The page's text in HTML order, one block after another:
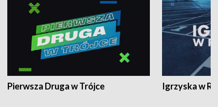
Pierwsza Druga w Trójce Igrzyska w